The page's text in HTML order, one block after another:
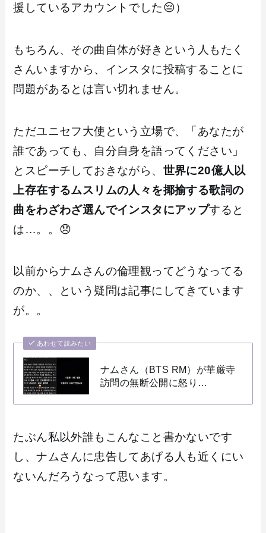
援しているアカウントでした😔）
もちろん、その曲自体が好きという人もたく
さんいますから、インスタに投稿することに
問題があるとは言い切れません。
ただユニセフ大使という立場で、「あなたが
誰であっても、自分自身を語ってください」
とスピーチしておきながら、 世界に20億人以
上存在するムスリムの人々を揶揄する歌詞の
曲をわざわざ選んでインスタにアップすると
は…。。😞
以前からナムさんの倫理観ってどうなってる
のか、、という疑問は記事にしてきています
が。。
あわせて読みたい
ナムさん（BTS RM）が華厳寺
訪問の無断公開に怒り…
たぶん私以外誰もこんなこと書かないです
し、ナムさんに忠告してあげる人も近くにい
ないんだろうなって思います。